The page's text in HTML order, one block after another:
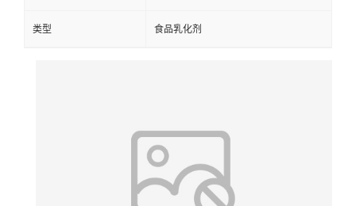
类型 食品乳化剂